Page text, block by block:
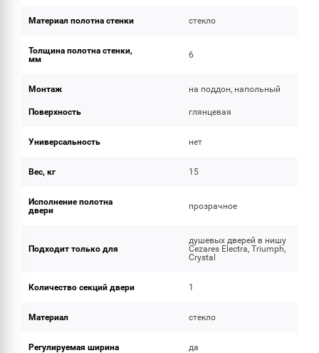
Материал полотна стенки стекло
Толщина полотна стенки,
мм
6
Монтаж на поддон, напольный
Поверхность глянцевая
Универсальность нет
Вес, кг 15
Исполнение полотна
двери
прозрачное
Подходит только для
душевых дверей в нишу
Cezares Electra, Triumph,
Crystal
Количество секций двери 1
Материал стекло
Регулируемая ширина да